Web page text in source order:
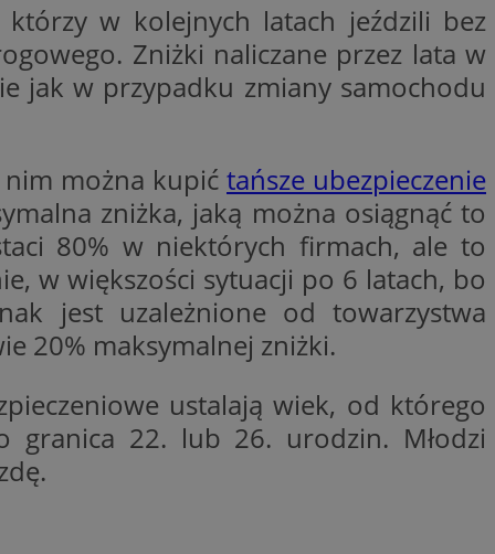
w kolejnych latach jeździli bez
Zniżki naliczane przez lata w
jak w przypadku zmiany samochodu
można kupić tańsze ubezpieczenie
zniżka, jaką można osiągnąć to
80% w niektórych firmach, ale to
w większości sytuacji po 6 latach, bo
jest uzależnione od towarzystwa
20% maksymalnej zniżki.
ustalają wiek, od którego
granica 22. lub 26. urodzin. Młodzi
czy użytkownik
lub reklamy.
ludzi i
internetowej,
ważnych raportów
internetowej.
na pliki cookie.
Cookie-
gościa na
celów
do
- co
usługi
losowo
sesji i kampanii
który
w
temu Bidswitch
że
samych
w